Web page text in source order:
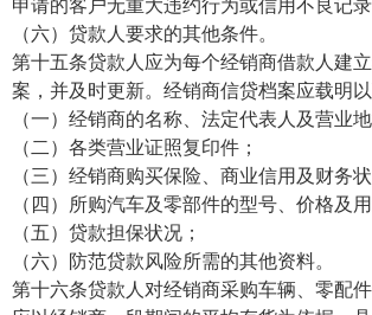
申请的客户无重大违约行为或信用不良记录
（六）贷款人要求的其他条件。
第十五条贷款人应为每个经销商借款人建
案，并及时更新。经销商信贷档案应载明以
（一）经销商的名称、法定代表人及营业地
（二）各类营业证照复印件；
（三）经销商购买保险、商业信用及财务状
（四）所购汽车及零部件的型号、价格及用
（五）贷款担保状况；
（六）防范贷款风险所需的其他资料。
第十六条贷款人对经销商采购车辆、零配